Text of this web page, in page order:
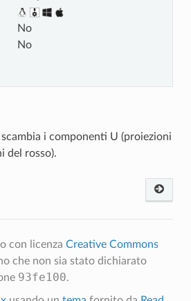
No
No
i componenti U (proiezioni
del rosso).
con licenza Creative Commons
che non sia stato dichiarato
93fe100.